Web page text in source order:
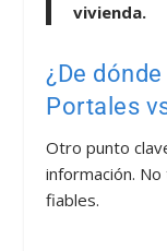
vivienda.
¿De
Portales
Otro punto
información.
fiables.